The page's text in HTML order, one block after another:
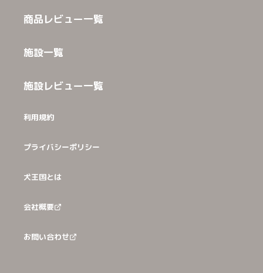
商品レビュー一覧
施設一覧
施設レビュー一覧
利用規約
プライバシーポリシー
犬王国とは
会社概要
お問い合わせ